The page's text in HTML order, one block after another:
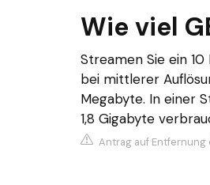
Wie viel
Streamen Sie ein
bei mittlerer
Megabyte. In einer
1,8 Gigabyte
Antrag auf Entfernung